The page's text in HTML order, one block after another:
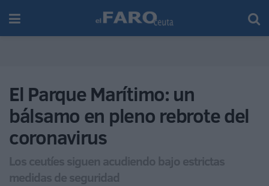
El Parque Marítimo: un
bálsamo en pleno rebrote del
coronavirus
Los ceutíes siguen acudiendo bajo estrictas
medidas de seguridad